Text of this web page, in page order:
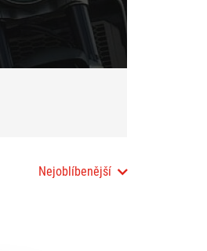
Nejoblíbenější